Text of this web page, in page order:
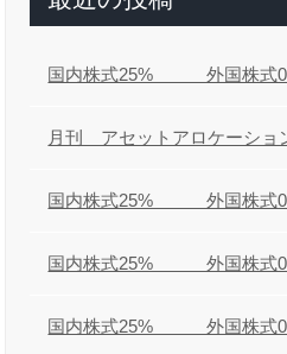
国内株式25% 外国株式
月刊 アセットアロケーシ
国内株式25% 外国株式
国内株式25% 外国株式
国内株式25% 外国株式